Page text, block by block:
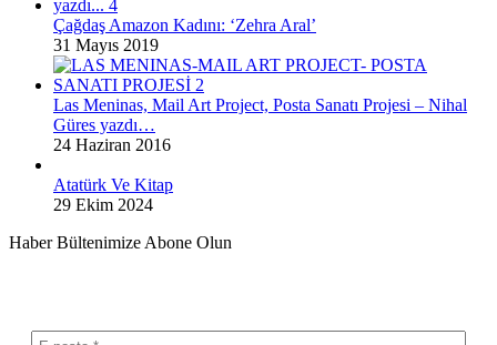
Çağdaş Amazon Kadını: ‘Zehra Aral’
31 Mayıs 2019
Las Meninas, Mail Art Project, Posta Sanatı Projesi – Nihal
Güres yazdı…
24 Haziran 2016
Atatürk Ve Kitap
29 Ekim 2024
Haber Bültenimize Abone Olun